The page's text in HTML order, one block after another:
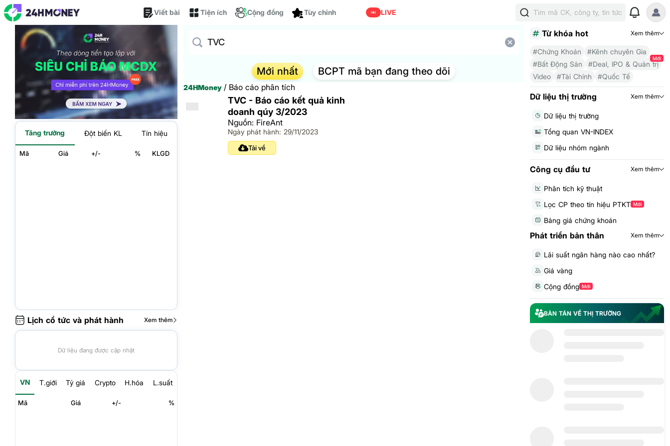
Viết bài Tiện ích Cộng đồng Tùy chỉnh LIVE Tìm mã CK, công ty, tin tức
Tăng trưởng Đột biến KL Tín hiệu
Mã Giá +/- % KLGD
Lịch cổ tức và phát hành Xem thêm
Dữ liệu đang được cập nhật
VN T.giới Tỷ giá Crypto H.hóa L.suất
Mã Giá +/- %
Mới nhất BCPT mã bạn đang theo dõi
24HMoney / Báo cáo phân tích
TVC - Báo cáo kết quả kinh
doanh qúy 3/2023
Nguồn: FireAnt
Ngày phát hành: 29/11/2023
Tải về
Từ khóa hot Xem thêm
#Chứng Khoán
#Kênh chuyên Gia
#Bất Động Sản
#Deal, IPO & Quản trị
Mới
Video #Tài Chính #Quốc Tế
Dữ liệu thị trường Xem thêm
Dữ liệu thị trường
Tổng quan VN-INDEX
Dữ liệu nhóm ngành
Công cụ đầu tư Xem thêm
Phân tích kỹ thuật
Lọc CP theo tín hiệu PTKT Mới
Bảng giá chứng khoán
Phát triển bản thân Xem thêm
Lãi suất ngân hàng nào cao nhất?
Giá vàng
Cộng đồng Mới
BÀN TÁN VỀ THỊ TRƯỜNG